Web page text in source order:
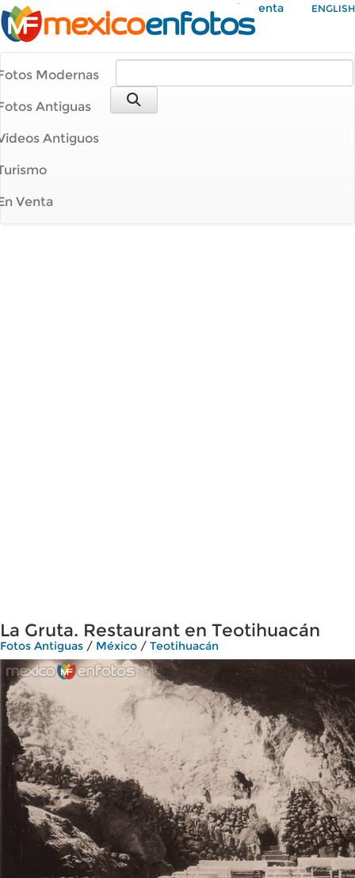
Mi Cuenta ENGLISH
Modernas
Antiguas
Antiguos
Venta
La Gruta. Restaurant en Teotihuacán
Fotos Antiguas / México / Teotihuacán